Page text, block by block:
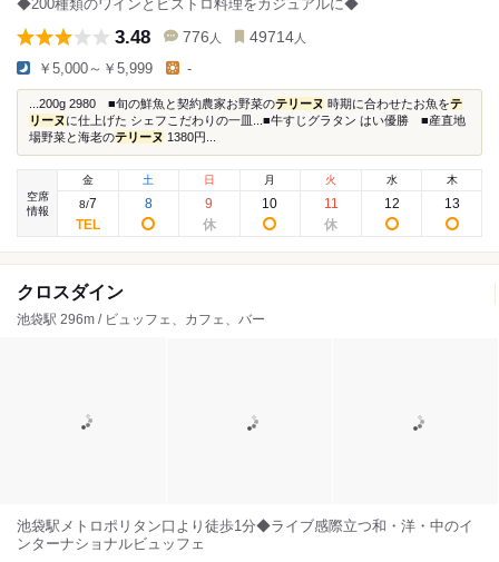
◆200種類のワインとビストロ料理をカジュアルに◆
3.48 776 人 49714 人
￥5,000～￥5,999 -
...200g 2980 ■旬の鮮魚と契約農家お野菜のテリーヌ 時期に合わせたお魚をテ
リーヌ に仕上げた シェフこだわりの一皿...■牛すじグラタン はい優勝 ■産直地
場野菜と海老のテリーヌ 1380円...
空席
情報
金
8/7
土
8
日
9
月
10
火
11
水
12
木
13
クロスダイン
池袋駅 296m / ビュッフェ、カフェ、バー
池袋駅メトロポリタン口より徒歩1分◆ライブ感際立つ和・洋・中のイ
ンターナショナルビュッフェ